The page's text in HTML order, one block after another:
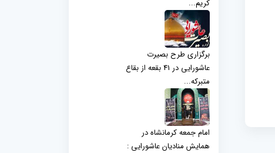
کریم...
برگزاری طرح بصیرت
عاشورایی در 41 بقعه از بقاع
متبرکه...
امام جمعه کرمانشاه در
همایش منادیان عاشورایی :